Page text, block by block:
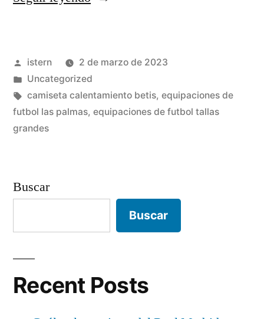
Publicado
por
istern
2 de marzo de 2023
Publicado
en
Uncategorized
Etiquetas:
camiseta calentamiento betis, equipaciones de
futbol las palmas, equipaciones de futbol tallas
grandes
Buscar
Buscar
Recent Posts